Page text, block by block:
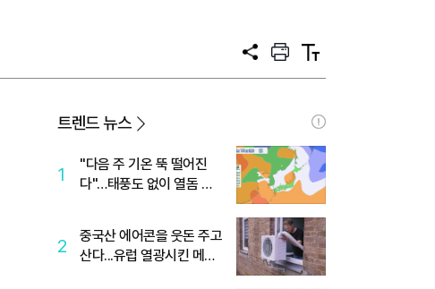
공
프
트
텍
트
트렌드 뉴스
1
"다음 주 기온 뚝 떨어진
다"…태풍도 없이 열돔 박
2
중국산 에어콘을 웃돈 주고
산다...유럽 열광시킨 메이